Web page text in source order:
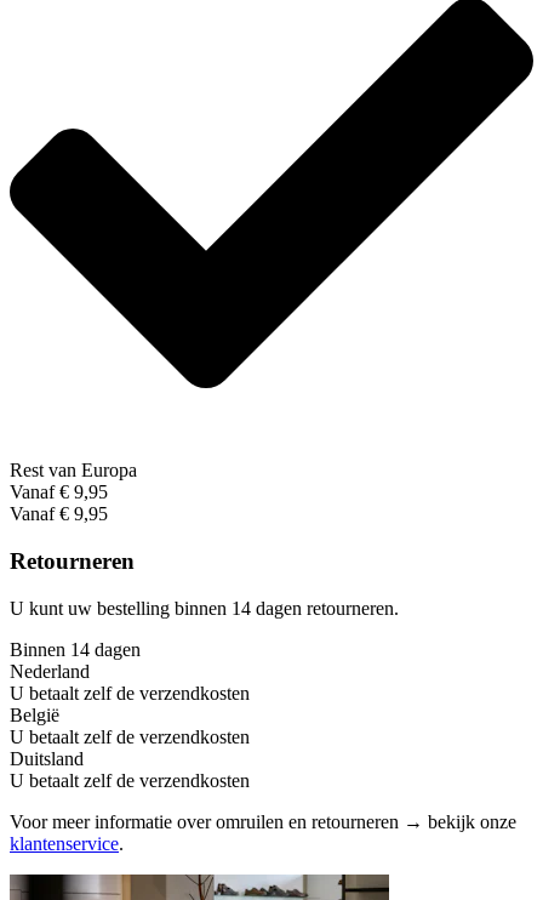
Rest van Europa
Vanaf € 9,95
Vanaf € 9,95
Retourneren
U kunt uw bestelling binnen 14 dagen retourneren.
Binnen 14 dagen
Nederland
U betaalt zelf de verzendkosten
België
U betaalt zelf de verzendkosten
Duitsland
U betaalt zelf de verzendkosten
Voor meer informatie over omruilen en retourneren → bekijk onze
klantenservice.